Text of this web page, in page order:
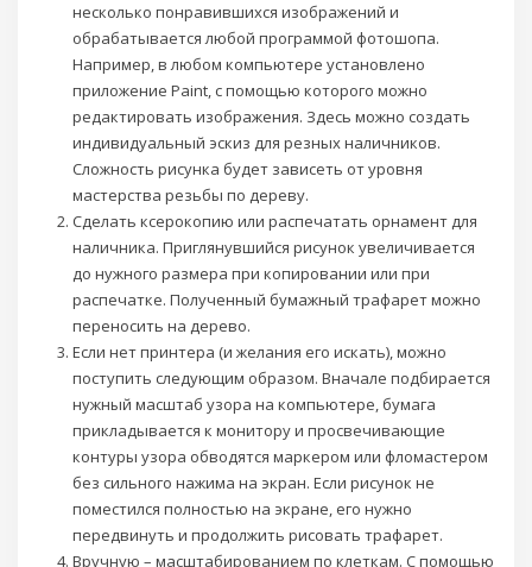
несколько понравившихся изображений и
обрабатывается любой программой фотошопа.
Например, в любом компьютере установлено
приложение Paint, с помощью которого можно
редактировать изображения. Здесь можно создать
индивидуальный эскиз для резных наличников.
Сложность рисунка будет зависеть от уровня
мастерства резьбы по дереву.
Сделать ксерокопию или распечатать орнамент для
наличника. Приглянувшийся рисунок увеличивается
до нужного размера при копировании или при
распечатке. Полученный бумажный трафарет можно
переносить на дерево.
Если нет принтера (и желания его искать), можно
поступить следующим образом. Вначале подбирается
нужный масштаб узора на компьютере, бумага
прикладывается к монитору и просвечивающие
контуры узора обводятся маркером или фломастером
без сильного нажима на экран. Если рисунок не
поместился полностью на экране, его нужно
передвинуть и продолжить рисовать трафарет.
Вручную – масштабированием по клеткам. С помощью